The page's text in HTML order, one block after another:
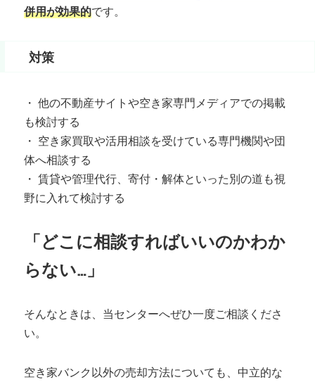
併用が効果的です。
対策
・ 他の不動産サイトや空き家専門メディアでの掲載
も検討する
・ 空き家買取や活用相談を受けている専門機関や団
体へ相談する
・ 賃貸や管理代行、寄付・解体といった別の道も視
野に入れて検討する
「どこに相談すればいいのかわか
らない…」
そんなときは、当センターへぜひ一度ご相談くださ
い。
空き家バンク以外の売却方法についても、中立的な